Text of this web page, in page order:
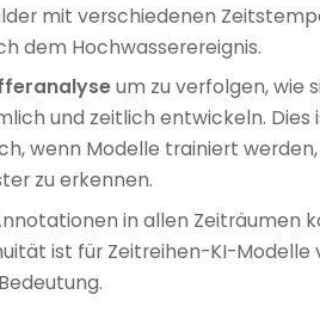
mit verschiedenen
dem Hochwasserereignis.
um zu verfolgen, wie
und zeitlich entwickeln. Dies
wenn Modelle trainiert
zu erkennen.
in allen Zeiträumen
ist für Zeitreihen-KI-Modelle